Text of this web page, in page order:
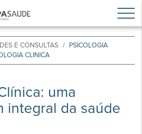
E CONSULTAS
PSICOLOGIA
CLINICA
uma
integral da saúde